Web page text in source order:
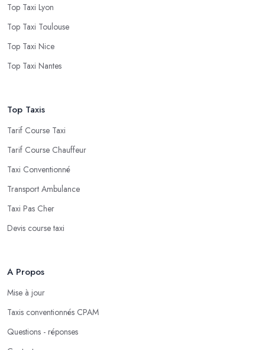
Top Taxi Lyon
Top Taxi Toulouse
Top Taxi Nice
Top Taxi Nantes
Top Taxis
Tarif Course Taxi
Tarif Course Chauffeur
Taxi Conventionné
Transport Ambulance
Taxi Pas Cher
Devis course taxi
A Propos
Mise à jour
Taxis conventionnés CPAM
Questions - réponses